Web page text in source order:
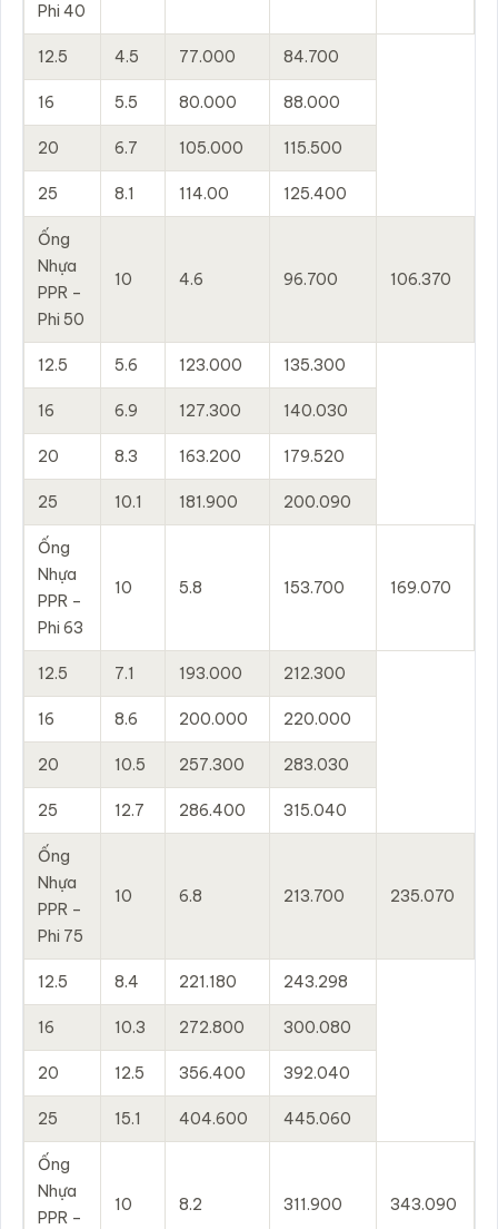
Phi 40
12.5 4.5 77.000 84.700
16 5.5 80.000 88.000
20 6.7 105.000 115.500
25 8.1 114.00 125.400
Ống
Nhựa
PPR –
Phi 50
10 4.6 96.700 106.370
12.5 5.6 123.000 135.300
16 6.9 127.300 140.030
20 8.3 163.200 179.520
25 10.1 181.900 200.090
Ống
Nhựa
PPR –
Phi 63
10 5.8 153.700 169.070
12.5 7.1 193.000 212.300
16 8.6 200.000 220.000
20 10.5 257.300 283.030
25 12.7 286.400 315.040
Ống
Nhựa
PPR –
Phi 75
10 6.8 213.700 235.070
12.5 8.4 221.180 243.298
16 10.3 272.800 300.080
20 12.5 356.400 392.040
25 15.1 404.600 445.060
Ống
Nhựa
PPR –
10 8.2 311.900 343.090